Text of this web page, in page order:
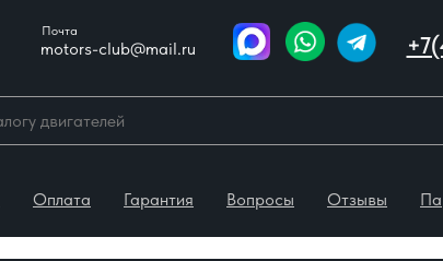
Почта
motors-club@mail.ru
Оплата Гарантия Вопросы Отзывы